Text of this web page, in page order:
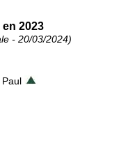
2023
- 20/03/2024)